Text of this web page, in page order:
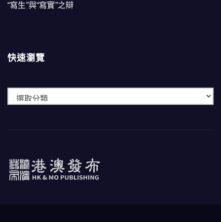
“寫生”與“寫實”之辯
快速瀏覽